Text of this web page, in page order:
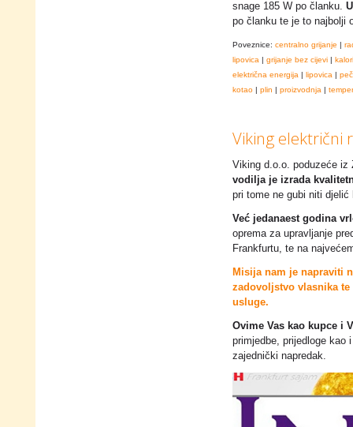
snage 185 W po članku.
po članku te je to najbolji
Poveznice: centralno grijanje |
lipovica | grijanje bez cijevi |
električna energija | lipovica |
kotao | plin | proizvodnja |
Viking električni
Viking d.o.o. poduzeće iz
vodilja je izrada
pri tome ne gubi niti
Već jedanaest godina
oprema za upravljanje
Frankfurtu, te na
Misija nam je napraviti
zadovoljstvo vlasnika
usluge.
Ovime Vas kao kupce i
primjedbe, prijedloge kao
zajednički napredak.